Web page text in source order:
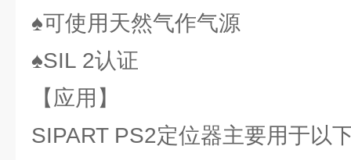
♠可使用天然气作气源
♠SIL 2认证
【应用】
SIPART PS2定位器主要用于以